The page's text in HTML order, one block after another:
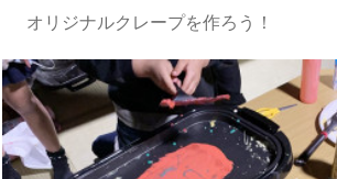
オリジナルクレープを作ろう！